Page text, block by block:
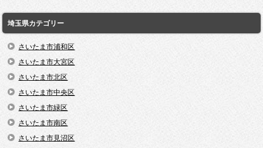
埼玉県カテゴリー
さいたま市浦和区
さいたま市大宮区
さいたま市北区
さいたま市中央区
さいたま市緑区
さいたま市南区
さいたま市見沼区